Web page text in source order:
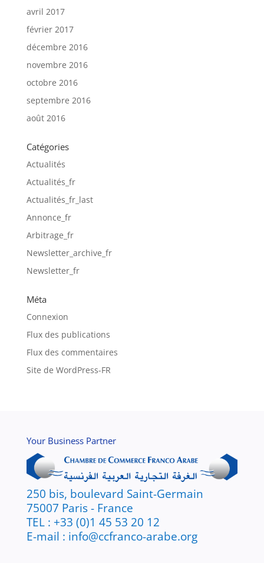
avril 2017
février 2017
décembre 2016
novembre 2016
octobre 2016
septembre 2016
août 2016
Catégories
Actualités
Actualités_fr
Actualités_fr_last
Annonce_fr
Arbitrage_fr
Newsletter_archive_fr
Newsletter_fr
Méta
Connexion
Flux des publications
Flux des commentaires
Site de WordPress-FR
Your Business Partner
250 bis, boulevard Saint-Germain
75007 Paris - France
TEL : +33 (0)1 45 53 20 12
E-mail : info@ccfranco-arabe.org